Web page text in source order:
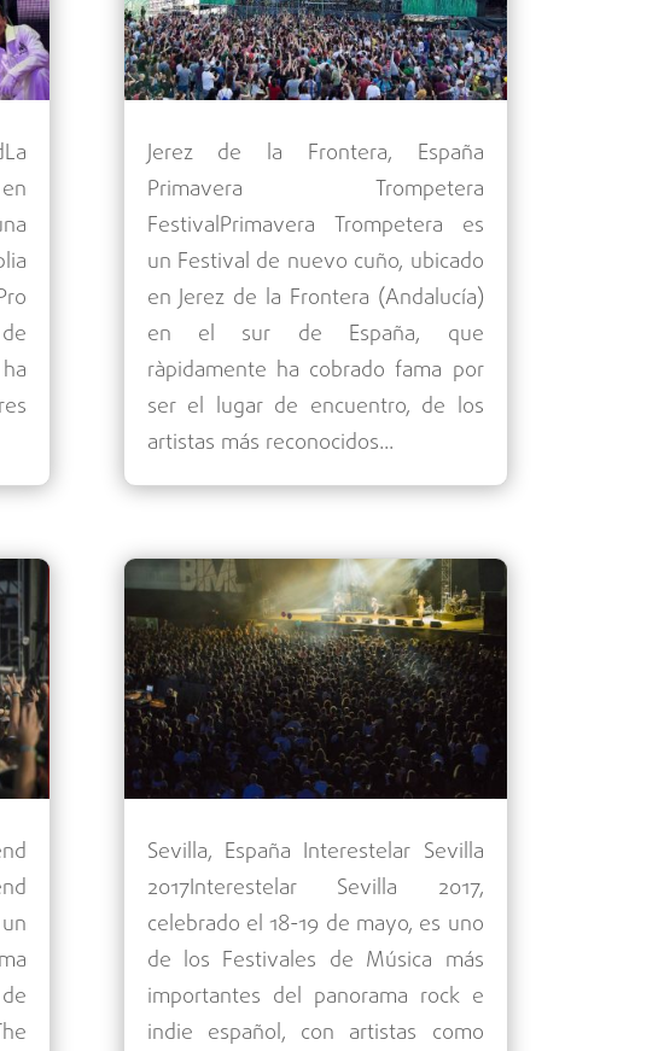
Jerez de la Frontera, España
Primavera Trompetera
FestivalPrimavera Trompetera es
un Festival de nuevo cuño, ubicado
en Jerez de la Frontera (Andalucía)
en el sur de España, que
ràpidamente ha cobrado fama por
ser el lugar de encuentro, de los
artistas más reconocidos...
Sevilla, España Interestelar Sevilla
2017Interestelar Sevilla 2017,
celebrado el 18-19 de mayo, es uno
de los Festivales de Música más
importantes del panorama rock e
indie español, con artistas como